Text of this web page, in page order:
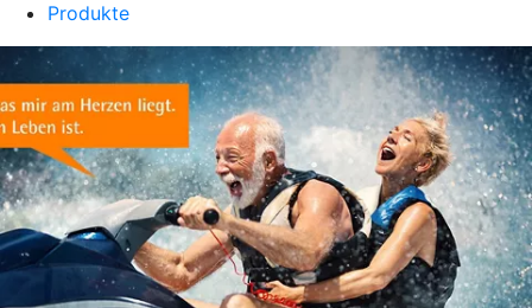
Produkte